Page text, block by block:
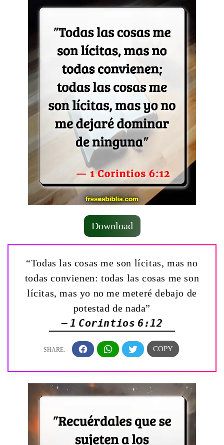
Download
“Todas las cosas me son lícitas, mas no
todas convienen: todas las cosas me son
lícitas, mas yo no me meteré debajo de
potestad de nada”
— 1 Corintios 6:12